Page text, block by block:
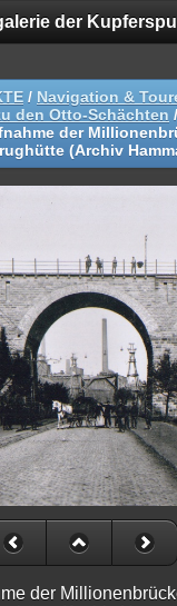
der
/ Navigation &
den Otto-Schächten /
der
(Archiv
der